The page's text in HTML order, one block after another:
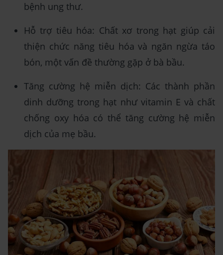
bệnh ung thư.
Hỗ trợ tiêu hóa: Chất xơ trong hạt giúp cải
thiện chức năng tiêu hóa và ngăn ngừa táo
bón, một vấn đề thường gặp ở bà bầu.
Tăng cường hệ miễn dịch: Các thành phần
dinh dưỡng trong hạt như vitamin E và chất
chống oxy hóa có thể tăng cường hệ miễn
dịch của mẹ bầu.